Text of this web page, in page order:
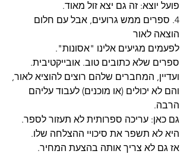
פועל יוצא: זה גם יצא זול מאוד.
4. ספרים ממש גרועים, אבל עם חלום
הוצאה לאור
לפעמים מגיעים אלינו "אסונות".
ספרים שלא כתובים טוב. אובייקטיבית.
ועדיין, המחברים שלהם רוצים להוציא לאור,
והם לא יכולים (או מוכנים) לעבוד עליהם
הרבה.
גם כאן: עריכה ספרותית לא תעזור לספר.
היא לא תשפר את סיכויי ההצלחה שלו.
אז גם לא צריך אותה בהצעת המחיר.